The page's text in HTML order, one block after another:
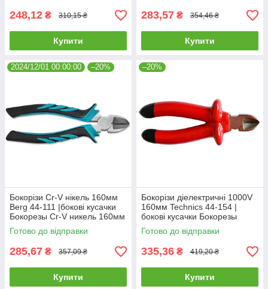
248,12 ₴ 310,15 ₴
Купити
283,57 ₴ 354,46 ₴
Купити
2024/12/01 00:00:00 –20%
Бокорізи Cr-V нікель 160мм
Berg 44-111 |бокові кусачки
Бокорезы Cr-V никель 160мм
Berg
Готово до відправки
285,67 ₴ 357,09 ₴
Купити
–20%
Бокорізи діелектричні 1000V
160мм Technics 44-154 |
бокові кусачки Бокорезы
диэлектрические 1000V
160мм Technics
Готово до відправки
335,36 ₴ 419,20 ₴
Купити